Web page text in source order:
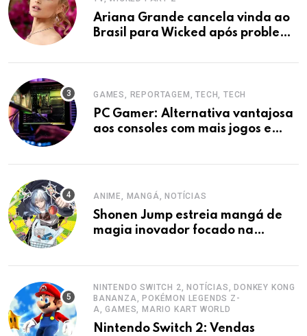
Ariana Grande cancela vinda ao
Brasil para Wicked após problema
GAMES, REPORTAGEM, TECH, TECH
PC Gamer: Alternativa vantajosa
aos consoles com mais jogos e
ANIME, MANGÁ, NOTÍCIAS
Shonen Jump estreia mangá de
magia inovador focado na
NINTENDO SWITCH 2, NOTÍCIAS, DONKEY KONG
BANANZA, POKÉMON LEGENDS Z-
A, GAMES, MARIO KART WORLD
Nintendo Switch 2: Vendas